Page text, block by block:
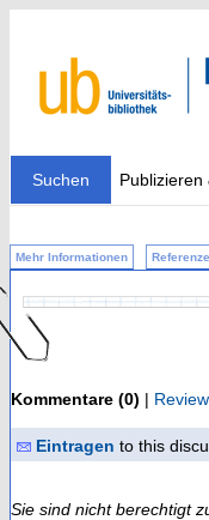
Suchen Publizieren
Mehr Informationen
Kommentare (0) |
Eintragen to this
Sie sind nicht berechtigt